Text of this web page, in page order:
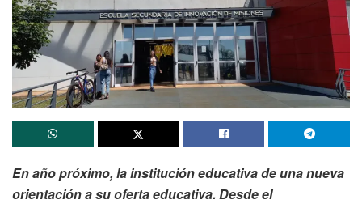
En año próximo, la institución educativa de una nueva
orientación a su oferta educativa. Desde el